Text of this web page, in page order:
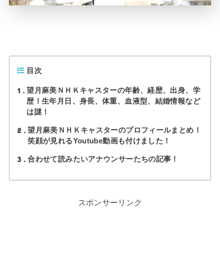
目次
1
望月麻美ＮＨＫキャスターの年齢、経歴、出身、学
歴！生年月日、身長、体重、血液型、結婚情報など
は謎！
2
望月麻美ＮＨＫキャスターのプロフィールまとめ！
笑顔が見れるYoutube動画も付けました！
3 合わせて読みたいアナウンサーたちの記事！
スポンサーリンク